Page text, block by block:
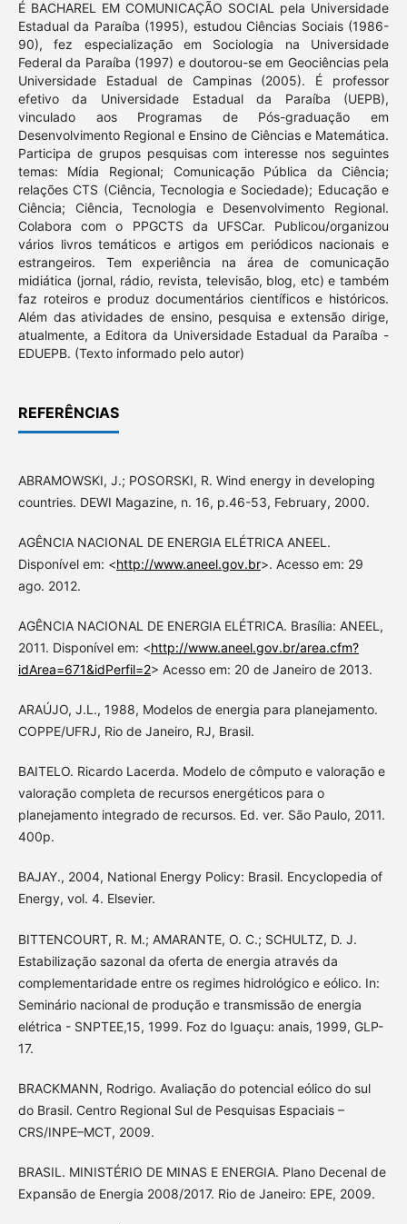
É BACHAREL EM COMUNICAÇÃO SOCIAL pela Universidade
Estadual da Paraíba (1995), estudou Ciências Sociais (1986-
90), fez especialização em Sociologia na Universidade
Federal da Paraíba (1997) e doutorou-se em Geociências pela
Universidade Estadual de Campinas (2005). É professor
efetivo da Universidade Estadual da Paraíba (UEPB),
vinculado aos Programas de Pós-graduação em
Desenvolvimento Regional e Ensino de Ciências e Matemática.
Participa de grupos pesquisas com interesse nos seguintes
temas: Mídia Regional; Comunicação Pública da Ciência;
relações CTS (Ciência, Tecnologia e Sociedade); Educação e
Ciência; Ciência, Tecnologia e Desenvolvimento Regional.
Colabora com o PPGCTS da UFSCar. Publicou/organizou
vários livros temáticos e artigos em periódicos nacionais e
estrangeiros. Tem experiência na área de comunicação
midiática (jornal, rádio, revista, televisão, blog, etc) e também
faz roteiros e produz documentários científicos e históricos.
Além das atividades de ensino, pesquisa e extensão dirige,
atualmente, a Editora da Universidade Estadual da Paraíba -
EDUEPB. (Texto informado pelo autor)
REFERÊNCIAS
ABRAMOWSKI, J.; POSORSKI, R. Wind energy in developing
countries. DEWI Magazine, n. 16, p.46-53, February, 2000.
AGÊNCIA NACIONAL DE ENERGIA ELÉTRICA ANEEL.
Disponível em: <http://www.aneel.gov.br>. Acesso em: 29
ago. 2012.
AGÊNCIA NACIONAL DE ENERGIA ELÉTRICA. Brasília: ANEEL,
2011. Disponível em: <http://www.aneel.gov.br/area.cfm?
idArea=671&idPerfil=2> Acesso em: 20 de Janeiro de 2013.
ARAÚJO, J.L., 1988, Modelos de energia para planejamento.
COPPE/UFRJ, Rio de Janeiro, RJ, Brasil.
BAITELO. Ricardo Lacerda. Modelo de cômputo e valoração e
valoração completa de recursos energéticos para o
planejamento integrado de recursos. Ed. ver. São Paulo, 2011.
400p.
BAJAY., 2004, National Energy Policy: Brasil. Encyclopedia of
Energy, vol. 4. Elsevier.
BITTENCOURT, R. M.; AMARANTE, O. C.; SCHULTZ, D. J.
Estabilização sazonal da oferta de energia através da
complementaridade entre os regimes hidrológico e eólico. In:
Seminário nacional de produção e transmissão de energia
elétrica - SNPTEE,15, 1999. Foz do Iguaçu: anais, 1999, GLP-
17.
BRACKMANN, Rodrigo. Avaliação do potencial eólico do sul
do Brasil. Centro Regional Sul de Pesquisas Espaciais –
CRS/INPE–MCT, 2009.
BRASIL. MINISTÉRIO DE MINAS E ENERGIA. Plano Decenal de
Expansão de Energia 2008/2017. Rio de Janeiro: EPE, 2009.